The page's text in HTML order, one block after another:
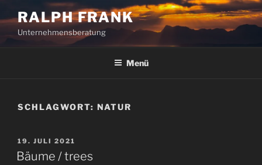
Inhalt
springen
RALPH FRANK
Unternehmensberatung
Menü
SCHLAGWORT: NATUR
VERÖFFENTLICHT
AM
19. JULI 2021
Bäume / trees